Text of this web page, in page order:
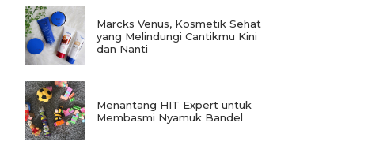
Marcks Venus, Kosmetik Sehat
yang Melindungi Cantikmu Kini
dan Nanti
Menantang HIT Expert untuk
Membasmi Nyamuk Bandel